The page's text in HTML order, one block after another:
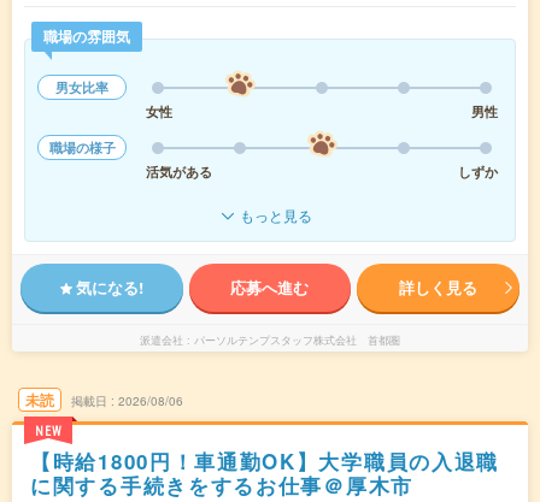
職場の雰囲気
男女比率
女性
男性
職場の様子
活気がある
しずか
もっと見る
気になる! 応募へ進む 詳しく見る
派遣会社 パーソルテンプスタッフ株式会社 首都圏
未読
NEW
掲載日 2026/08/06
【時給1800円！車通勤OK】大学職員の入退職
に関する手続きをするお仕事＠厚木市